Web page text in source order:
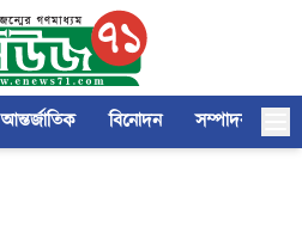
আন্তর্জাতিক বিনোদন সম্পাদকীয়